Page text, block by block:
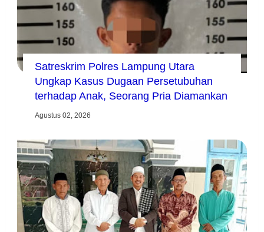
Satreskrim Polres Lampung Utara
Ungkap Kasus Dugaan Persetubuhan
terhadap Anak, Seorang Pria Diamankan
Agustus 02, 2026